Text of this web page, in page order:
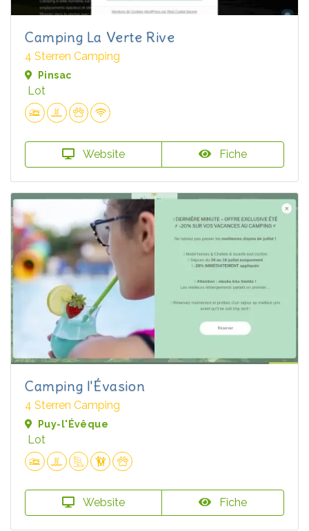
Camping La Verte Rive
4 Sterren Camping
Pinsac
Lot
Website Fiche
Camping l'Évasion
4 Sterren Camping
Puy-l'Évêque
Lot
Website Fiche